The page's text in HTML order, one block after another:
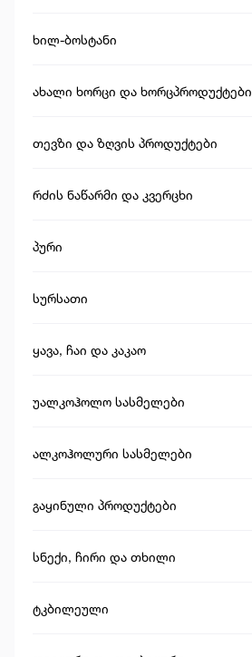
ხილ-ბოსტანი
ახალი ხორცი და ხორცპროდუქტები
თევზი და ზღვის პროდუქტები
რძის ნაწარმი და კვერცხი
პური
სურსათი
ყავა, ჩაი და კაკაო
უალკოჰოლო სასმელები
ალკოჰოლური სასმელები
გაყინული პროდუქტები
სნექი, ჩირი და თხილი
ტკბილეული